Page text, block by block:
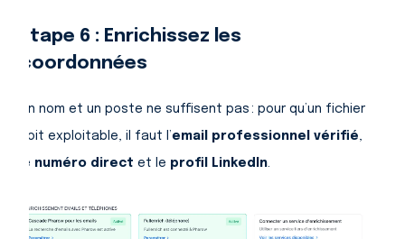
Étape 6 : Enrichissez les
coordonnées
Un nom et un poste ne suffisent pas : pour qu’un fichier
soit exploitable, il faut l’email professionnel vérifié,
le numéro direct et le profil LinkedIn.